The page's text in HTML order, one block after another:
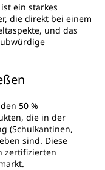
ein starkes
die direkt bei einem
und das
50 %
die in der
(Schulkantinen,
sind. Diese
zertifizierten